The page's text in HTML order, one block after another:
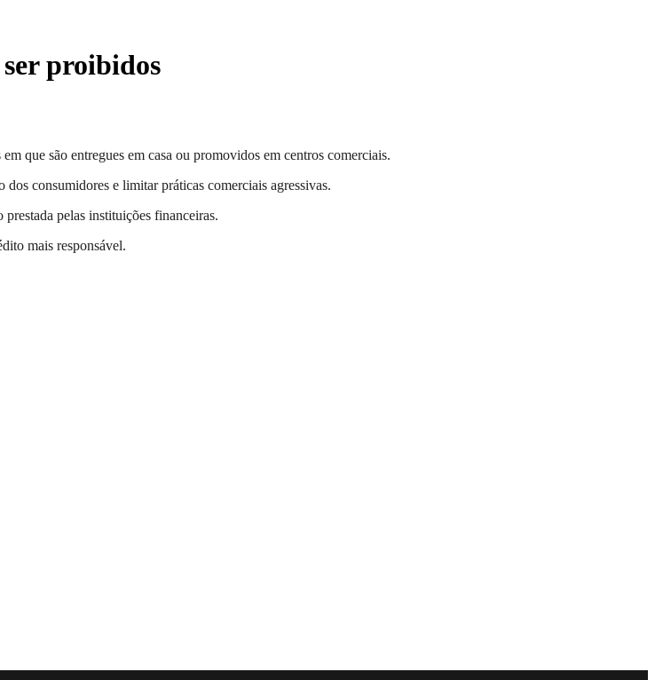
proibidos
que são entregues em casa ou promovidos em centros comerciais.
consumidores e limitar práticas comerciais agressivas.
pelas instituições financeiras.
mais responsável.